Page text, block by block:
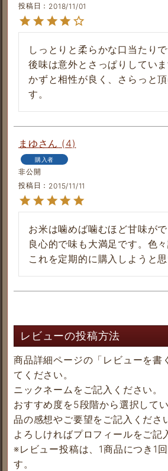
投稿日
2018/11/01
しっとりと柔らかな口当たりで
後味は意外とさっぱりしてい
かずと相性が良く、さらっと
す。
まゆ 4
購入者
非公開
投稿日
2015/11/11
お米は噛めば噛むほど甘味が
良心的で味も大満足です。色
これを定期的に購入しようと思
レビューの投稿方法
商品詳細ページの「レビューを書
てください。
ニックネームをご記入ください。
おすすめ度を5段階から選択して
品の感想やご要望をご記入くださ
よろしければプロフィールをご記
※レビュー投稿は、1商品につき1
す。